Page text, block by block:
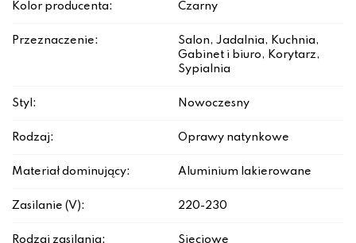
Kolor producenta: Czarny
Przeznaczenie:
Salon, Jadalnia, Kuchnia,
Gabinet i biuro, Korytarz,
Sypialnia
Styl: Nowoczesny
Rodzaj: Oprawy natynkowe
Materiał dominujący: Aluminium lakierowane
Zasilanie (V): 220-230
Rodzaj zasilania: Sieciowe